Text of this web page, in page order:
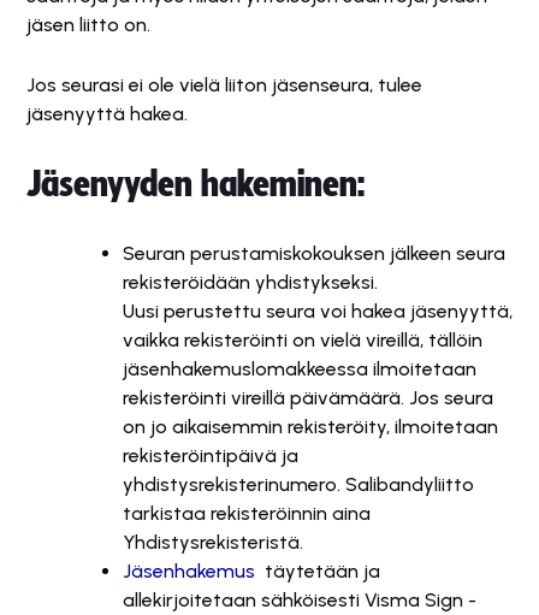
jäsen liitto on.
Jos seurasi ei ole vielä liiton jäsenseura, tulee
jäsenyyttä hakea.
Jäsenyyden hakeminen:
Seuran perustamiskokouksen jälkeen seura
rekisteröidään yhdistykseksi.
Uusi perustettu seura voi hakea jäsenyyttä,
vaikka rekisteröinti on vielä vireillä, tällöin
jäsenhakemuslomakkeessa ilmoitetaan
rekisteröinti vireillä päivämäärä. Jos seura
on jo aikaisemmin rekisteröity, ilmoitetaan
rekisteröintipäivä ja
yhdistysrekisterinumero. Salibandyliitto
tarkistaa rekisteröinnin aina
Yhdistysrekisteristä.
Jäsenhakemus täytetään ja
allekirjoitetaan sähköisesti Visma Sign -